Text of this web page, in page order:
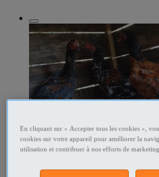
En cliquant sur « Accepter tous les cookies »,
cookies sur votre appareil pour améliorer la
utilisation et contribuer à nos efforts de